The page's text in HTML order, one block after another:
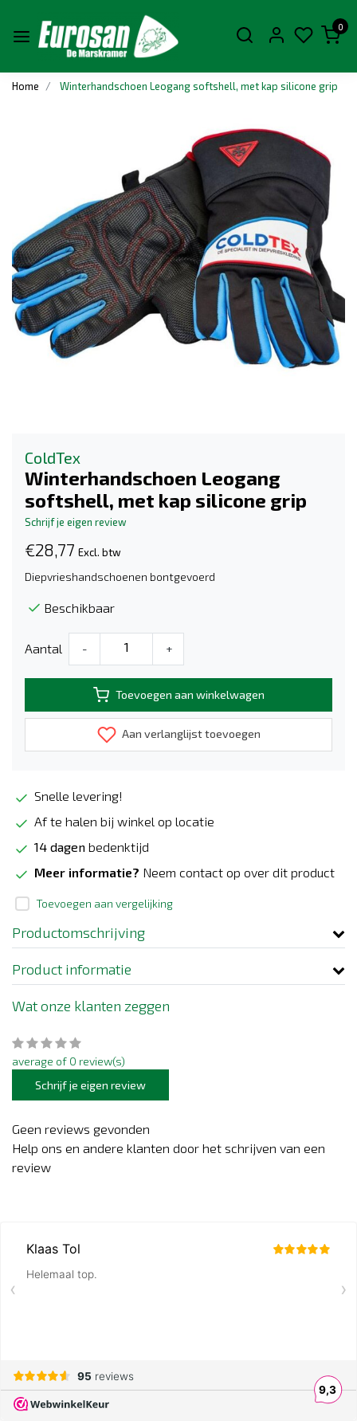
0
Home Winterhandschoen Leogang softshell, met kap silicone grip
ColdTex
Winterhandschoen Leogang
softshell, met kap silicone grip
Schrijf je eigen review
€28,77 Excl. btw
Diepvrieshandschoenen bontgevoerd
Beschikbaar
Aantal - +
Toevoegen aan winkelwagen
Aan verlanglijst toevoegen
Snelle levering!
Af te halen bij winkel op locatie
14 dagen bedenktijd
Meer informatie? Neem contact op over dit product
Toevoegen aan vergelijking
Productomschrijving
Product informatie
Wat onze klanten zeggen
average of 0 review(s)
Schrijf je eigen review
Geen reviews gevonden
Help ons en andere klanten door het schrijven van een
review